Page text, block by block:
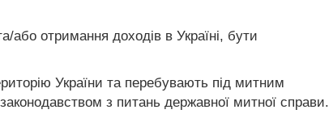
або отримання доходів в Україні, бути
України та перебувають під митним
з питань державної митної справи.